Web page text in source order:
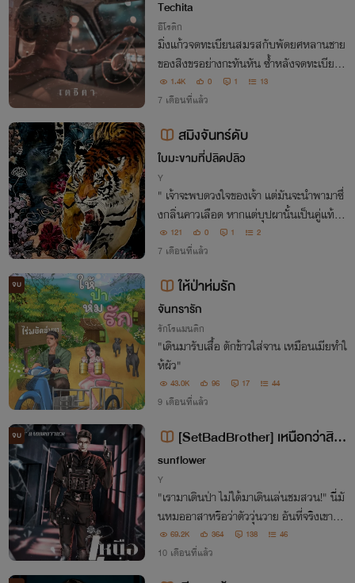
Techita
อีโรติก
มิ่งแก้วจดทะเบียนสมรสกับพัดยศหลานชาย
ของสิงขรอย่างกะทันหัน ซ้ำหลังจดทะเบียน
พัดยศกลับหายหน้าไปทิ้งไว้แต่หลานสะใภ้แ
สนซื่อไว้ภายใต้สายตาจับผิดของแม่สามีที่เป่
องจับตา
1.4K 0 1 13
7 เดือนที่แล้ว
สมิงจันทร์ดับ
ใบมะขามที่ปลิดปลิว
Y
" เจ้าจะพบดวงใจของเจ้า แต่มันจะนำพามาซึ่
งกลิ่นคาวเลือด หากแต่บุปผานั้นเป็นคู่แท้ไม่
เปลี่ยนแปรผัน"
121 0 1 2
7 เดือนที่แล้ว
จบ ให้ป่าห่มรัก
จันทรารัก
รักโรแมนติก
"เดินมารับเสื้อ ตักข้าวใส่จาน เหมือนเมียทำใ
ห้ผัว"
43.0K 96 17 44
9 เดือนที่แล้ว
จบ
[SetBadBrother] เหนือกว่าสิง
ห์(สิงห์+น้ำเหนือ)
sunflower
Y
"เรามาเดินป่า ไม่ใด้มาเดินเล่นชมสวน!" นี่มั
นหมออาสาหรือว่าตัววุ่นวาย อันที่จริงเขาต้อ
งนำทีมไปตามจับพวกผู้ร้ายที่ลักลอบค้ายา แ
ต่กลับมีคำสั่งให้ออกมาแบกปืนพาดบ่าเฝ้าห
69.2K 364 138 46
10 เดือนที่แล้ว